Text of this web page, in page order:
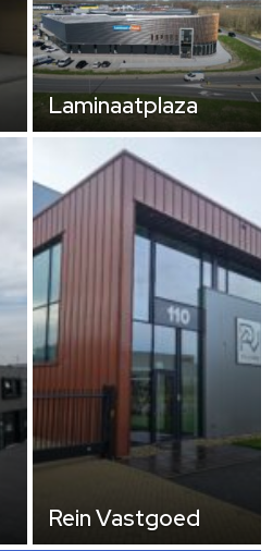
Laminaatplaza
Rein Vastgoed